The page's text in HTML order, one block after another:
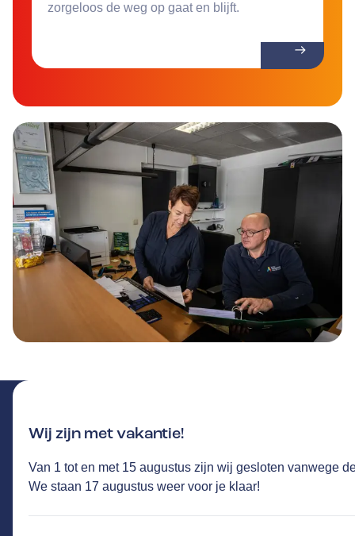
zorgeloos de weg op gaat en blijft.
Wij zijn met vakantie!
Van 1 tot en met 15 augustus zijn wij gesloten vanwege
We staan 17 augustus weer voor je klaar!
VAN DER LOCHT
GA NAAR DE HOMEPAGINA
Route
Liessentstraat 14,5405AGUden